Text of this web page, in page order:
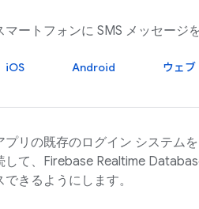
マートフォンに SMS メッセージ
iOS Android ウェブ
プリの既存のログイン システムを
して、 Firebase Realtime
できるようにします。